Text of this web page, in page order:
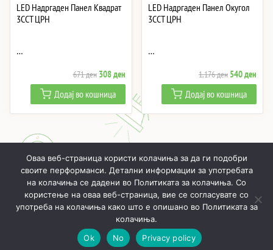
LED Надргаден Панел Квадрат
3CCT ЦРН
…
671ден Original
price
was:
671 ден.
308денCurrent
price
is:
308 ден.
Додај во кошница
LED Надргаден Панел Окугол
3CCT ЦРН
…
1,176ден Original
price
was:
1,176 ден.
540ден
price
is:
540
Додај во кошница
ПОЧНУВАЈЌИ ПРОИЗВОДИ МОЈ ПРОФИЛ
КОШНИЧКА
РЕАЛИЗИРАНИ ПРОЕКТИ
ЗА НАС
Онлајн LED осветлување © 2019 - 2026
Политика за приватност
Оваа веб-страница користи колачиња за да ги подобри
своите перформанси. Детални информации за употребата
на колачиња се дадени во Политиката за колачиња. Со
користење на оваа веб-страница, вие се согласувате со
употреба на колачиња како што е опишано во Политиката за
колачиња.
Ok
No Privacy policy